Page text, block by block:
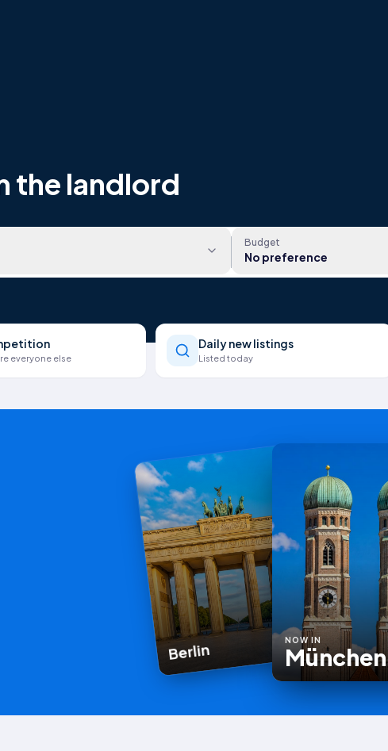
the landlord
Budget
No preference
everyone else
Daily new listings
Listed today
Berlin NOW IN
München